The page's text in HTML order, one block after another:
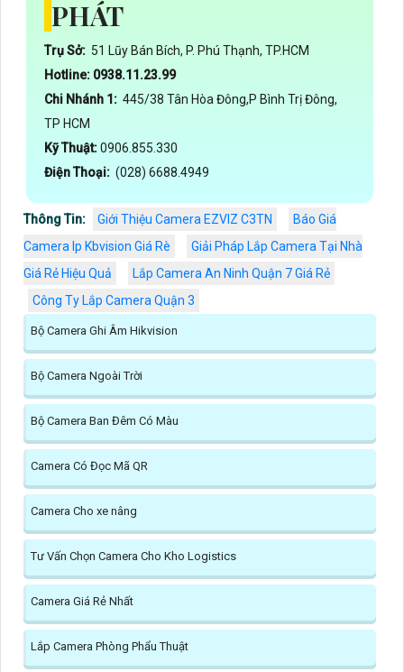
PHÁT
Trụ Sở: 51 Lũy Bán Bích, P. Phú Thạnh, TP.HCM
Hotline: 0938.11.23.99
Chi Nhánh 1: 445/38 Tân Hòa Đông,P Bình Trị Đông,
TP HCM
Kỹ Thuật:0906.855.330
Điện Thoại: (028) 6688.4949
Thông Tin: Giới Thiệu Camera EZVIZ C3TN
Báo Giá
Camera Ip Kbvision Giá Rè
Giải Pháp Lắp Camera Tại Nhà
Giá Rẻ Hiệu Quả
Lắp Camera An Ninh Quận 7 Giá Rẻ
Công Ty Lắp Camera Quận 3
Bộ Camera Ghi Âm Hikvision
Bộ Camera Ngoài Trời
Bộ Camera Ban Đêm Có Màu
Camera Có Đọc Mã QR
Camera Cho xe nâng
Tư Vấn Chọn Camera Cho Kho Logistics
Camera Giá Rẻ Nhất
Lắp Camera Phòng Phẩu Thuật